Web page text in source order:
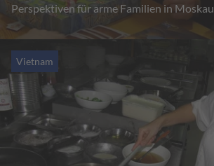
Perspektiven für arme Familien in Moskau
Vietnam